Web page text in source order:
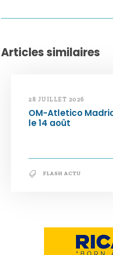
Articles similaires
28 JUILLET 2026
OM-Atletico
le 14 août
FLASH ACTU